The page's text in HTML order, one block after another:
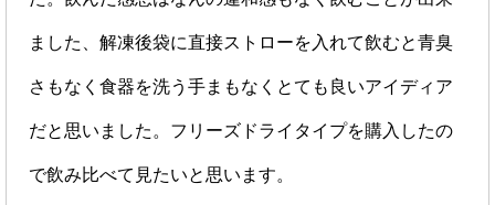
ました、解凍後袋に直接ストローを入れて飲むと青臭
さもなく食器を洗う手まもなくとても良いアイディア
だと思いました。フリーズドライタイプを購入したの
で飲み比べて見たいと思います。